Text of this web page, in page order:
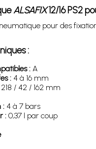
ALSAFIX12/16 PS2
pour des
:
:A
:4 à 16 mm
/ 42 / 162 mm
:4 à 7 bars
:0,37 l par coup